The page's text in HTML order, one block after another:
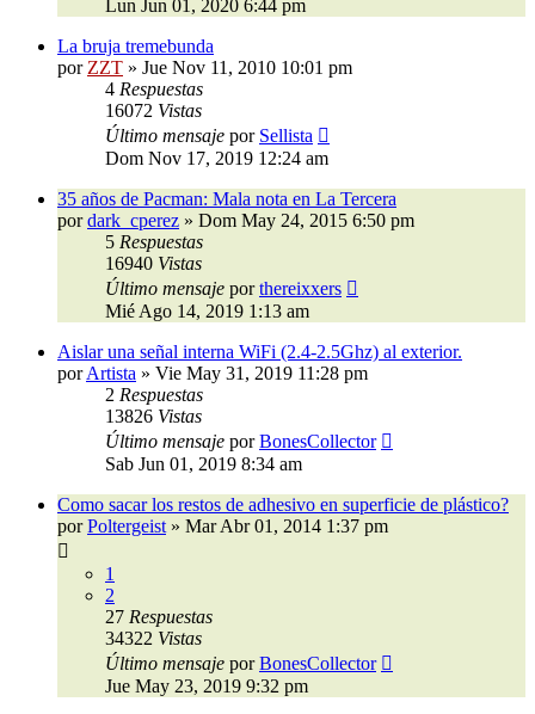
Lun Jun 01, 2020 6:44 pm
La bruja tremebunda
por ZZT » Jue Nov 11, 2010 10:01 pm
4 Respuestas
16072 Vistas
Último mensaje por Sellista
Dom Nov 17, 2019 12:24 am
35 años de Pacman: Mala nota en La Tercera
pordark_cperez » Dom May 24, 2015 6:50 pm
5 Respuestas
16940 Vistas
Último mensaje porthereixxers
Mié Ago 14, 2019 1:13 am
Aislar una señal interna WiFi (2.4-2.5Ghz) al exterior.
porArtista » Vie May 31, 2019 11:28 pm
2 Respuestas
13826 Vistas
Último mensaje porBonesCollector
Sab Jun 01, 2019 8:34 am
Como sacar los restos de adhesivo en superficie de plástico?
porPoltergeist » Mar Abr 01, 2014 1:37 pm
1
2
27 Respuestas
34322 Vistas
Último mensaje porBonesCollector
Jue May 23, 2019 9:32 pm